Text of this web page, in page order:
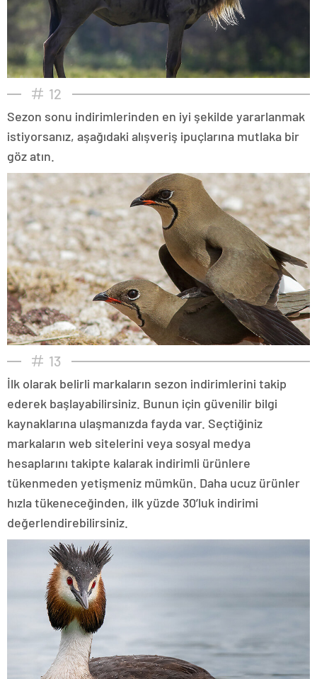
12
Sezon sonu indirimlerinden en iyi şekilde yararlanmak
istiyorsanız, aşağıdaki alışveriş ipuçlarına mutlaka bir
göz atın.
13
İlk olarak belirli markaların sezon indirimlerini takip
ederek başlayabilirsiniz. Bunun için güvenilir bilgi
kaynaklarına ulaşmanızda fayda var. Seçtiğiniz
markaların web sitelerini veya sosyal medya
hesaplarını takipte kalarak indirimli ürünlere
tükenmeden yetişmeniz mümkün. Daha ucuz ürünler
hızla tükeneceğinden, ilk yüzde 30’luk indirimi
değerlendirebilirsiniz.